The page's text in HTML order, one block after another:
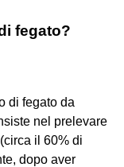
fegato?
di fegato da
nel prelevare
il 60% di
dopo aver